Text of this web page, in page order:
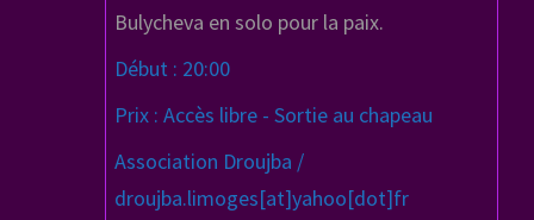
Bulycheva en solo pour la paix.
Début : 20:00
Prix : Accès libre - Sortie au chapeau
Association Droujba /
droujba.limoges[at]yahoo[dot]fr